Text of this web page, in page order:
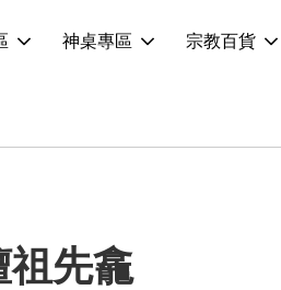
神桌專區 宗教百貨
祖先龕